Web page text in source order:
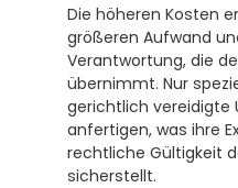
Die höheren Kosten
größeren Aufwand
Verantwortung, die
übernimmt. Nur
gerichtlich vereidigte
anfertigen, was ihre
rechtliche Gültigkeit
sicherstellt.